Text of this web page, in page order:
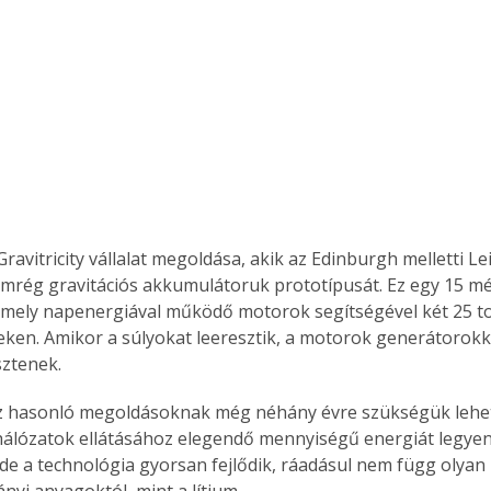
vállalat megoldása, akik az Edinburgh melletti
gravitációs akkumulátoruk prototípusát. Ez egy 15
napenergiával működő motorok segítségével két 25
Amikor a súlyokat leeresztik, a motorok
hasonló megoldásoknak még néhány évre szükségük
ellátásához elegendő mennyiségű energiát
a technológia gyorsan fejlődik, ráadásul nem függ